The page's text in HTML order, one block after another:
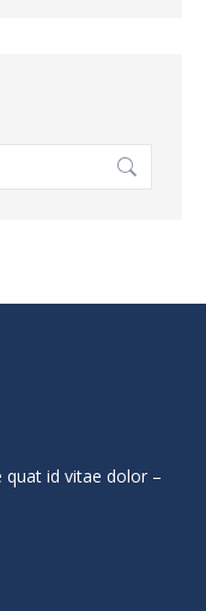
id vitae dolor –